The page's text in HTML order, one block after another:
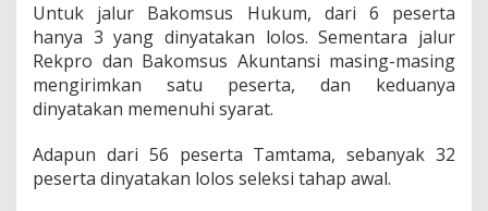
Untuk jalur Bakomsus Hukum, dari 6 peserta
hanya 3 yang dinyatakan lolos. Sementara jalur
Rekpro dan Bakomsus Akuntansi masing-masing
mengirimkan satu peserta, dan keduanya
dinyatakan memenuhi syarat.
Adapun dari 56 peserta Tamtama, sebanyak 32
peserta dinyatakan lolos seleksi tahap awal.